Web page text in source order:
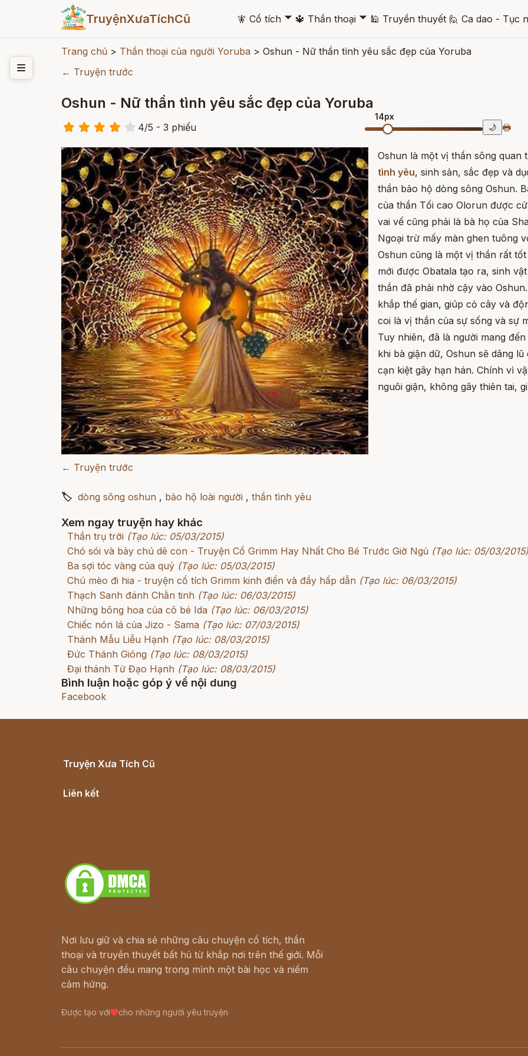
TruyệnXưaTíchCũ 🧚 Cổ tích 🞃 🔱 Thần thoại 🞃 🕌 Truyền thuyết 🙋 Ca dao - Tục
Trang chủ > Thần thoại của người Yoruba > Oshun - Nữ thần tình yêu sắc đẹp của Yoruba
← Truyện trước
Oshun - Nữ thần tình yêu sắc đẹp của Yoruba
4/5 - 3 phiếu
14px
🌙 🖶
Oshun là một vị thần sông quan
tình yêu, sinh sản, sắc đẹp và
thần bảo hộ dòng sông Oshun.
của thần Tối cao Olorun được
vai vế cũng phải là bà họ của
Ngoại trừ mấy màn ghen tuông
Oshun cũng là một vị thần rất
mới được Obatala tạo ra, sinh
thần đã phải nhờ cậy vào
khắp thế gian, giúp cỏ cây và
coi là vị thần của sự sống và sự
Tuy nhiên, đã là người mang
khi bà giận dữ, Oshun sẽ dâng
cạn kiệt gây hạn hán. Chính vì
nguôi giận, không gây thiên tai,
← Truyện trước
🏷 dòng sông oshun , bảo hộ loài người , thần tình yêu
Xem ngay truyện hay khác
Thần trụ trời (Tạo lúc: 05/03/2015)
Chó sói và bảy chú dê con - Truyện Cổ Grimm Hay Nhất Cho Bé Trước Giờ Ngủ (Tạo lúc: 05/03/2015)
Ba sợi tóc vàng của quỷ (Tạo lúc: 05/03/2015)
Chú mèo đi hia - truyện cổ tích Grimm kinh điển và đầy hấp dẫn (Tạo lúc: 06/03/2015)
Thạch Sanh đánh Chằn tinh (Tạo lúc: 06/03/2015)
Những bông hoa của cô bé Ida (Tạo lúc: 06/03/2015)
Chiếc nón lá của Jizo - Sama (Tạo lúc: 07/03/2015)
Thánh Mẫu Liễu Hạnh (Tạo lúc: 08/03/2015)
Đức Thánh Gióng (Tạo lúc: 08/03/2015)
Đại thánh Từ Đạo Hạnh (Tạo lúc: 08/03/2015)
Bình luận hoặc góp ý về nội dung
Facebook
Truyện Xưa Tích Cũ
Liên kết
Nơi lưu giữ và chia sẻ những câu chuyện cổ tích, thần
thoại và truyền thuyết bất hủ từ khắp nơi trên thế giới. Mỗi
câu chuyện đều mang trong mình một bài học và niềm
cảm hứng.
Được tạo với cho những người yêu truyện